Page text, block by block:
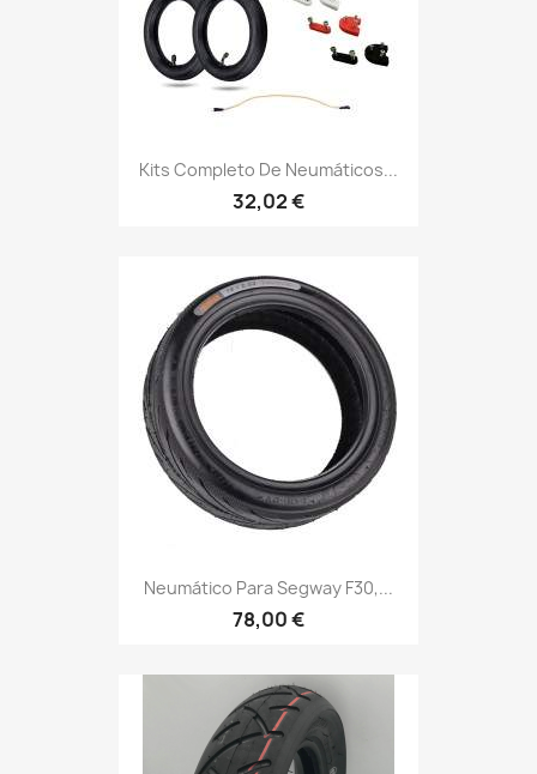
Kits Completo De Neumáticos...
32,02 €
Neumático Para Segway F30,...
78,00 €